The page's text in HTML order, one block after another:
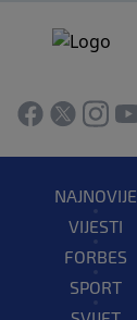
NAJNOVIJE
VIJESTI
FORBES
SPORT